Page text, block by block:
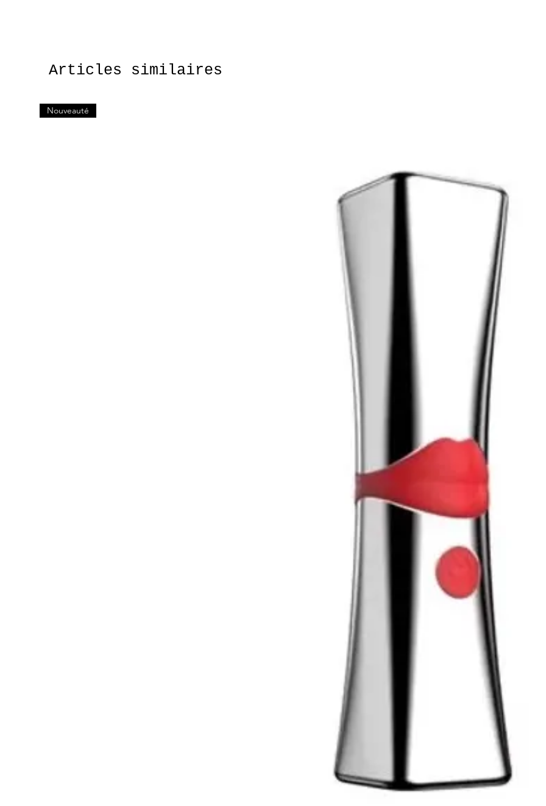
détecter d'éventuelles réactions allergiques.
Ne pas ingérer. Ce produit n'est pas comestible et ne doit pas
Il est également fortement recommandé aux femmes
enceintes de consulter un professionnel de santé avant de
Conserver dans un endroit frais et sec et protéger de la
Articles similaires
Nouveauté